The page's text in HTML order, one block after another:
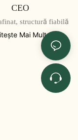
CEO
structură fiabilă
Mai Mult